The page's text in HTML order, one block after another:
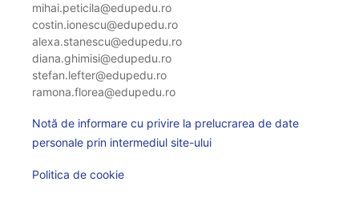
mihai.peticila@edupedu.ro
costin.ionescu@edupedu.ro
alexa.stanescu@edupedu.ro
diana.ghimisi@edupedu.ro
stefan.lefter@edupedu.ro
ramona.florea@edupedu.ro
Notă de informare cu privire la prelucrarea de date
personale prin intermediul site-ului
Politica de cookie